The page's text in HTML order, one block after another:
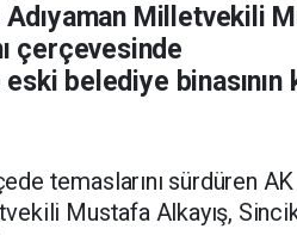
Adıyaman Milletvekili
çerçevesinde
belediye binasının
temaslarını sürdüren
Mustafa Alkayış,